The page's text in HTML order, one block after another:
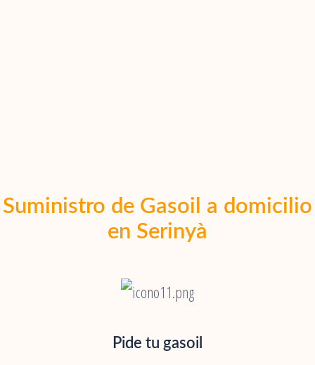
Suministro de Gasoil a domicilio
en Serinyà
Pide tu gasoil